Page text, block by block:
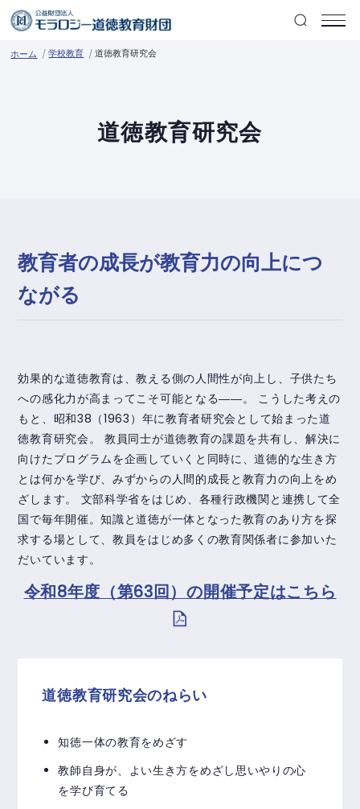
ホーム 学校教育 道徳教育研究会
道徳教育研究会
教育者の成長が教育力の向上につ
ながる
効果的な道徳教育は、教える側の人間性が向上し、子供たち
への感化力が高まってこそ可能となる――。 こうした考えの
もと、昭和38（1963）年に教育者研究会として始まった道
徳教育研究会。 教員同士が道徳教育の課題を共有し、解決に
向けたプログラムを企画していくと同時に、道徳的な生き方
とは何かを学び、みずからの人間的成長と教育力の向上をめ
ざします。 文部科学省をはじめ、各種行政機関と連携して全
国で毎年開催。知識と道徳が一体となった教育のあり方を探
求する場として、教員をはじめ多くの教育関係者に参加いた
だいています。
令和8年度（第63回）の開催予定はこちら
道徳教育研究会のねらい
知徳一体の教育をめざす
教師自身が、よい生き方をめざし思いやりの心
を学び育てる